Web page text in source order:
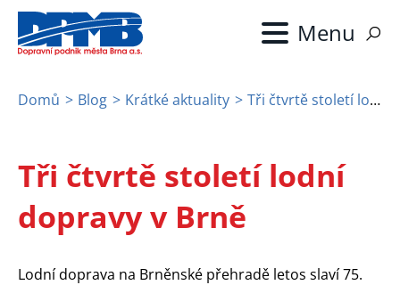
Přejít
hlavnímu
navigace
Domů Blog Krátké aktuality Tři čtvrtě století lodní dopravy v Brně
Tři čtvrtě století lodní
dopravy v Brně
Lodní doprava na Brněnské přehradě letos slaví 75.